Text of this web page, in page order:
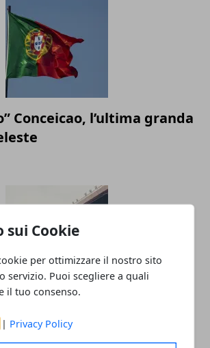
sui Cookie
per ottimizzare il nostro sito
servizio. Puoi scegliere a quali
il tuo consenso.
| Privacy Policy
Conceicao, l’ultima granda
in Italia